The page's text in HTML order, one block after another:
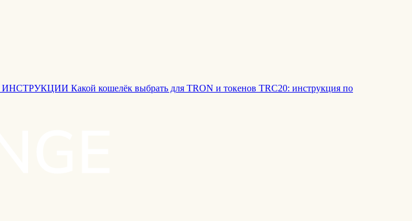
ИНСТРУКЦИИ Какой кошелёк выбрать для TRON и токенов TRC20: инструкция по